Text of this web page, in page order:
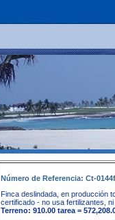
Número de Referencia: Ct-0144f
Finca deslindada, en producción
certificado - no usa fertilizantes, ni
Terreno: 910.00 tarea =